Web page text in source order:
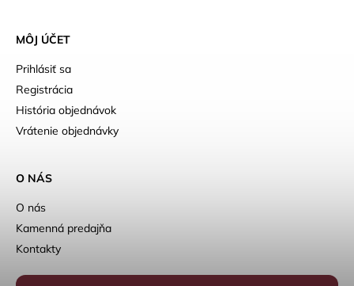
MÔJ ÚČET
Prihlásiť sa
Registrácia
História objednávok
Vrátenie objednávky
O NÁS
O nás
Kamenná predajňa
Kontakty